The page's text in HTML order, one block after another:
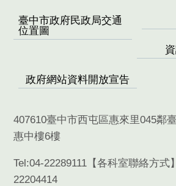
臺中市政府民政局交通
位置圖
政府網站資料開放宣告
407610臺中市西屯區惠來里045鄰
惠中樓6樓
Tel:04-22289111【各科室聯絡方式
22204414